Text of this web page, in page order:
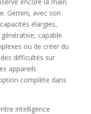
Gemini, avec son
élargies,
générative, capable
ou de créer du
difficultés sur
appareils
complète dans
intelligence